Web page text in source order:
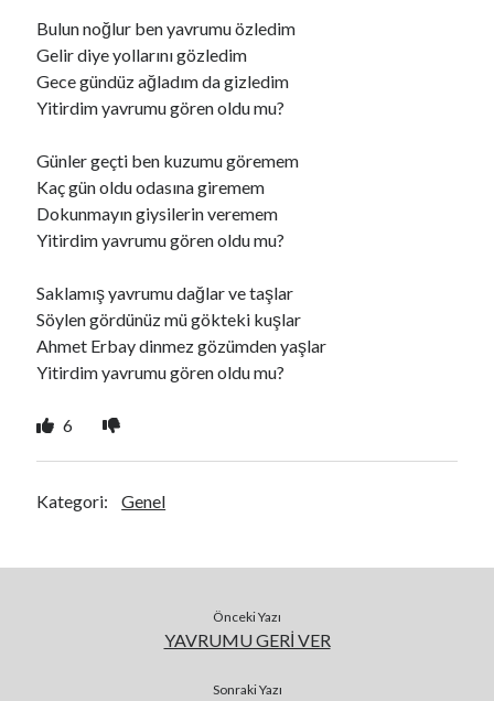
Bulun noğlur ben yavrumu özledim
Gelir diye yollarını gözledim
Gece gündüz ağladım da gizledim
Yitirdim yavrumu gören oldu mu?
Günler geçti ben kuzumu göremem
Kaç gün oldu odasına giremem
Dokunmayın giysilerin veremem
Yitirdim yavrumu gören oldu mu?
Saklamış yavrumu dağlar ve taşlar
Söylen gördünüz mü gökteki kuşlar
Ahmet Erbay dinmez gözümden yaşlar
Yitirdim yavrumu gören oldu mu?
6
Kategori: Genel
Önceki Yazı
YAVRUMU GERİ VER
Sonraki Yazı